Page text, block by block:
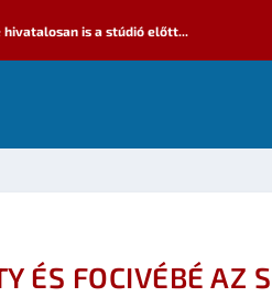
is a stúdió előtt...
ÉS FOCIVÉBÉ AZ